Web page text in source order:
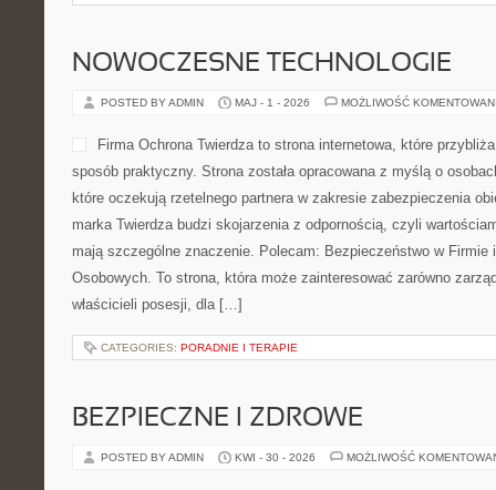
NOWOCZESNE TECHNOLOGIE
POSTED BY ADMIN MAJ - 1 - 2026 MOŻLIWOŚĆ
Firma Ochrona Twierdza to strona internetowa, które
sposób praktyczny. Strona została opracowana z myślą o
które oczekują rzetelnego partnera w zakresie zabezpieczenia
marka Twierdza budzi skojarzenia z odpornością, czyli
mają szczególne znaczenie. Polecam: Bezpieczeństwo w Firmie
Osobowych. To strona, która może zainteresować zarówno
właścicieli posesji, dla […]
CATEGORIES: PORADNIE I TERAPIE
BEZPIECZNE I ZDROWE
POSTED BY ADMIN KWI - 30 - 2026 MOŻLIWOŚĆ